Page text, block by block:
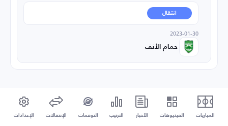
انتقال
2023-01-30
حمام الأنف
المباريات الفيديوهات الأخبار الترتيب التوقعات الإنتقالات الإعدادات